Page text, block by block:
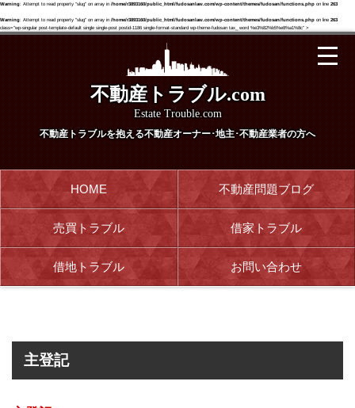
Warning: Attempt to read property "slug" on array in /home/r3893160/public_html/fudosanlaw.com/wp-content/themes/fudosan/functions.php on line 263
Warning: Attempt to read property "slug" on array in /home/r3893160/public_html/fudosanlaw.com/wp-content/themes/fudosan/functions.php on line 263
class="wp-singular post-template-default single single-post postid-1186 single-format-standard wp-theme-fudosan tax_ word %e3%82%b5%e8%a1%8c" >
不動産トラブル.com
Estate Trouble.com
不動産トラブルを抱える不動産オーナー･地主･不動産業者の方へ
HOME 不動産問題ブログ
売買トラブル 借家トラブル
借地トラブル お問い合わせ
主登記